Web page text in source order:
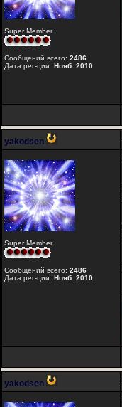
Super Member
Сообщений всего: 2486
Дата рег-ции: Нояб. 2010
yakodsen
Super Member
Сообщений всего: 2486
Дата рег-ции: Нояб. 2010
yakodsen